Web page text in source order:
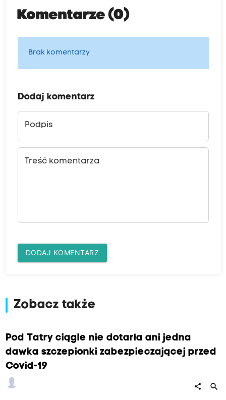
Komentarze (0)
Brak komentarzy
Dodaj komentarz
Podpis
Treść komentarza
DODAJ KOMENTARZ
Zobacz także
Pod Tatry ciągle nie dotarła ani jedna
dawka szczepionki zabezpieczającej przed
Covid-19
share search